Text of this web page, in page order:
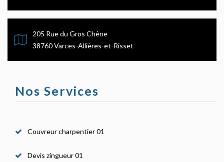
205 Rue du Gros Chêne
38760 Varces-Allières-et-Risset
Nos Services
Couvreur charpentier 01
Devis zingueur 01